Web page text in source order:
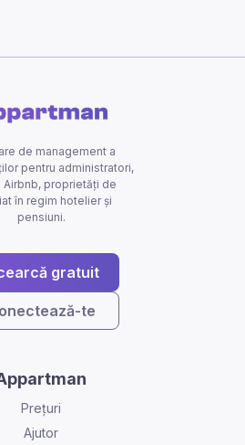
de management a
pentru administratori,
Airbnb, proprietăți de
în regim hotelier și
pensiuni.
gratuit
te
Prețuri
Ajutor